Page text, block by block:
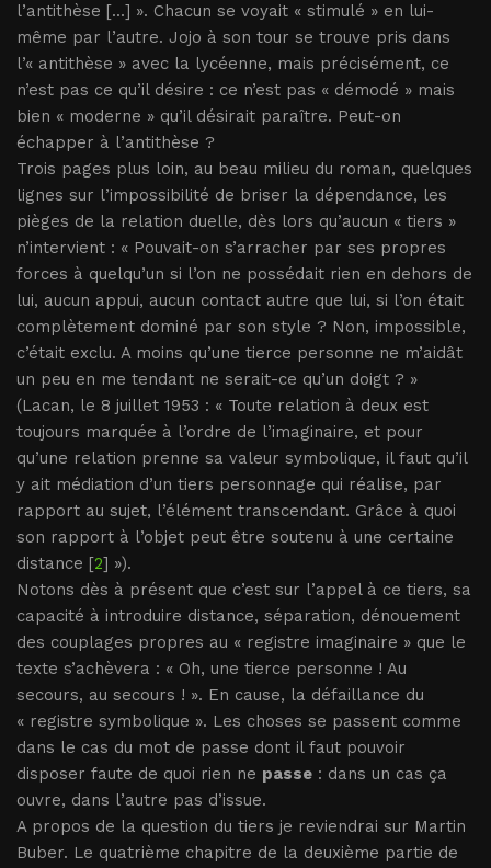
l’antithèse [...] ». Chacun se voyait « stimulé » en lui-
même par l’autre. Jojo à son tour se trouve pris dans
l’« antithèse » avec la lycéenne, mais précisément, ce
n’est pas ce qu’il désire : ce n’est pas « démodé » mais
bien « moderne » qu’il désirait paraître. Peut-on
échapper à l’antithèse ?
Trois pages plus loin, au beau milieu du roman, quelques
lignes sur l’impossibilité de briser la dépendance, les
pièges de la relation duelle, dès lors qu’aucun « tiers »
n’intervient : « Pouvait-on s’arracher par ses propres
forces à quelqu’un si l’on ne possédait rien en dehors de
lui, aucun appui, aucun contact autre que lui, si l’on était
complètement dominé par son style ? Non, impossible,
c’était exclu. A moins qu’une tierce personne ne m’aidât
un peu en me tendant ne serait-ce qu’un doigt ? »
(Lacan, le 8 juillet 1953 : « Toute relation à deux est
toujours marquée à l’ordre de l’imaginaire, et pour
qu’une relation prenne sa valeur symbolique, il faut qu’il
y ait médiation d’un tiers personnage qui réalise, par
rapport au sujet, l’élément transcendant. Grâce à quoi
son rapport à l’objet peut être soutenu à une certaine
distance [2] »).
Notons dès à présent que c’est sur l’appel à ce tiers, sa
capacité à introduire distance, séparation, dénouement
des couplages propres au « registre imaginaire » que le
texte s’achèvera : « Oh, une tierce personne ! Au
secours, au secours ! ». En cause, la défaillance du
« registre symbolique ». Les choses se passent comme
dans le cas du mot de passe dont il faut pouvoir
disposer faute de quoi rien ne passe : dans un cas ça
ouvre, dans l’autre pas d’issue.
A propos de la question du tiers je reviendrai sur Martin
Buber. Le quatrième chapitre de la deuxième partie de